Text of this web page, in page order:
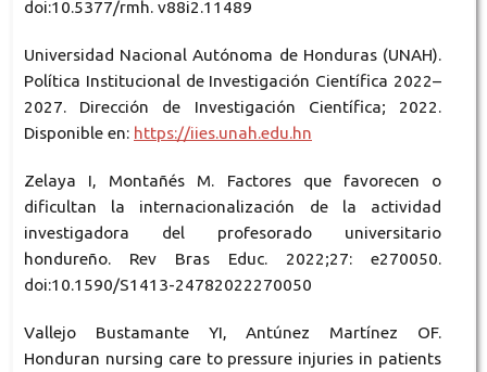
doi:10.5377/rmh. v88i2.11489
Universidad Nacional Autónoma de Honduras (UNAH).
Política Institucional de Investigación Científica 2022–
2027. Dirección de Investigación Científica; 2022.
Disponible en: https://iies.unah.edu.hn
Zelaya I, Montañés M. Factores que favorecen o
dificultan la internacionalización de la actividad
investigadora del profesorado universitario
hondureño. Rev Bras Educ. 2022;27: e270050.
doi:10.1590/S1413-24782022270050
Vallejo Bustamante YI, Antúnez Martínez OF.
Honduran nursing care to pressure injuries in patients